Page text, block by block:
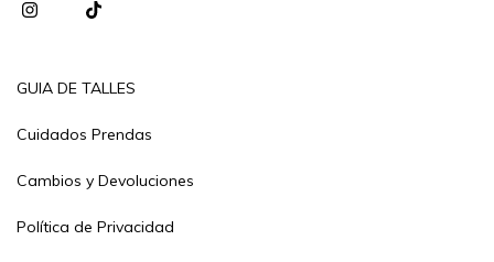
GUIA DE TALLES
Cuidados Prendas
Cambios y Devoluciones
Política de Privacidad